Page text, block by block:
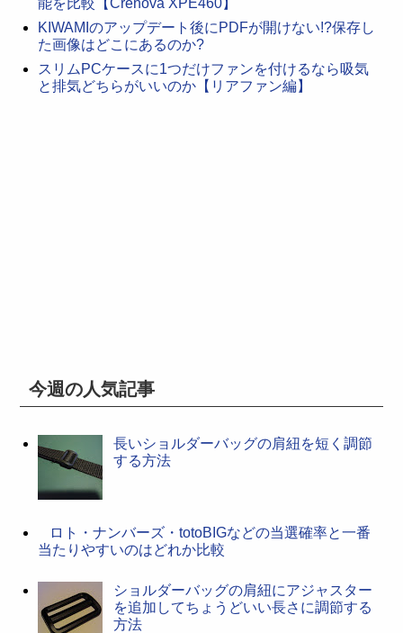
KIWAMIのアップデート後にPDFが開けない!?保存し
た画像はどこにあるのか?
スリムPCケースに1つだけファンを付けるなら吸気
と排気どちらがいいのか【リアファン編】
今週の人気記事
長いショルダーバッグの肩紐を短く調節
する方法
ロト・ナンバーズ・totoBIGなどの当選確率と一番
当たりやすいのはどれか比較
ショルダーバッグの肩紐にアジャスター
を追加してちょうどいい長さに調節する
方法